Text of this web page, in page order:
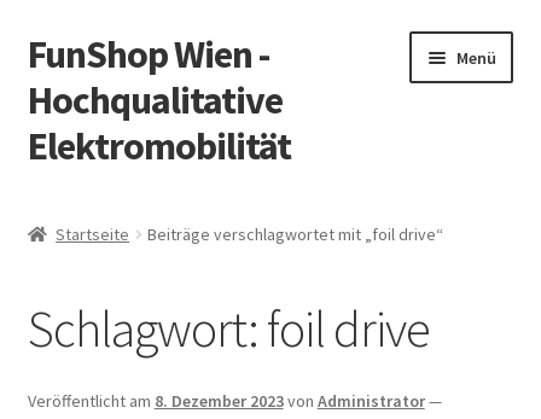
Zur
Navigation
springen
Zum
Inhalt
springen
FunShop Wien -
Hochqualitative
Elektromobilität
Menü
Vorsicht Internetbetrug
Über FunShop
Startseite Beiträge verschlagwortet mit „foil drive“
Schlagwort:foil drive
Veröffentlicht am 8. Dezember 2023von Administrator—